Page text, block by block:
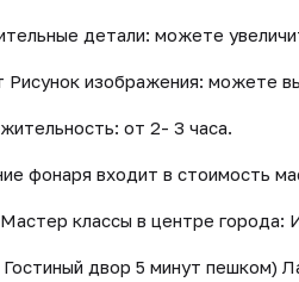
детали: можете
Рисунок изображения: можете
от 2- 3 часа.
фонаря входит в стоимость
классы в центре города:
двор 5 минут пешком)